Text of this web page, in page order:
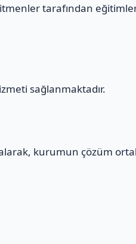
tarafından
sağlanmaktadır.
kurumun çözüm